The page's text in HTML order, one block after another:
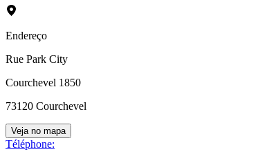
Endereço
Rue Park City
Courchevel 1850
73120 Courchevel
Veja no mapa
Téléphone: